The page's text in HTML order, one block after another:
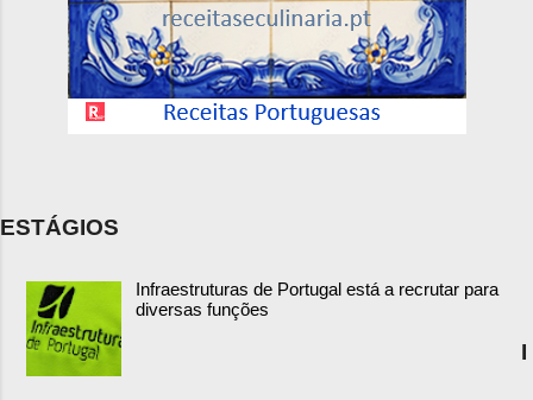
ESTÁGIOS
Infraestruturas de Portugal está a recrutar para
diversas funções
I